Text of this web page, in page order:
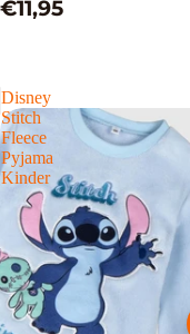
€11,95
Disney
Stitch
Fleece
Pyjama
Kinder